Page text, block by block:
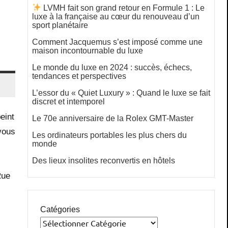
LVMH fait son grand retour en Formule 1 : Le
luxe à la française au cœur du renouveau d’un
sport planétaire
Comment Jacquemus s’est imposé comme une
maison incontournable du luxe
Le monde du luxe en 2024 : succès, échecs,
tendances et perspectives
L’essor du « Quiet Luxury » : Quand le luxe se fait
discret et intemporel
Le 70e anniversaire de la Rolex GMT-Master
Les ordinateurs portables les plus chers du
monde
Des lieux insolites reconvertis en hôtels
Catégories